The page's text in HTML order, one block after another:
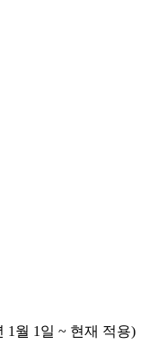
1월 1일 ~ 현재 적용)